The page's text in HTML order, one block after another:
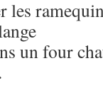
les
un four